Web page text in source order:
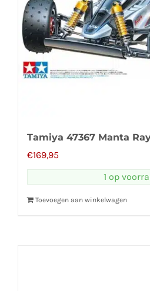
Tamiya 47367 Manta
€169,95
1 op
Toevoegen aan winkelwagen